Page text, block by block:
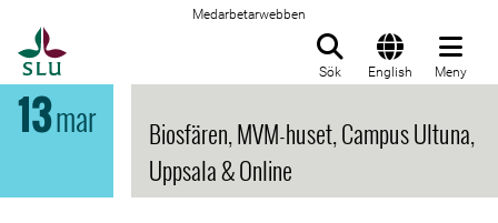
Medarbetarwebben
Sök English Meny
13mar
Biosfären, MVM-huset, Campus Ultuna,
Uppsala & Online